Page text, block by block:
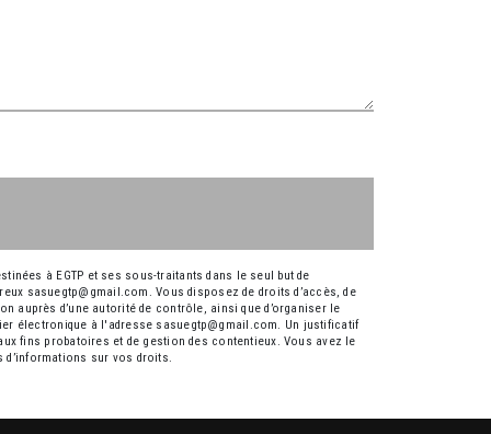
à EGTP et ses sous-traitants dans le seul but de
sasuegtp@gmail.com. Vous disposez de droits d’accès, de
auprès d’une autorité de contrôle, ainsi que d’organiser le
électronique à l'adresse sasuegtp@gmail.com. Un justificatif
fins probatoires et de gestion des contentieux. Vous avez le
sur vos droits.